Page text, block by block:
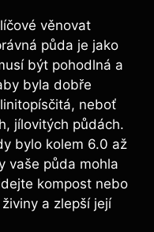
věnovat
půda je jako
být pohodlná a
byla dobře
neboť
jílovitých půdách.
bylo kolem 6.0 až
vaše půda mohla
kompost nebo
a zlepší její